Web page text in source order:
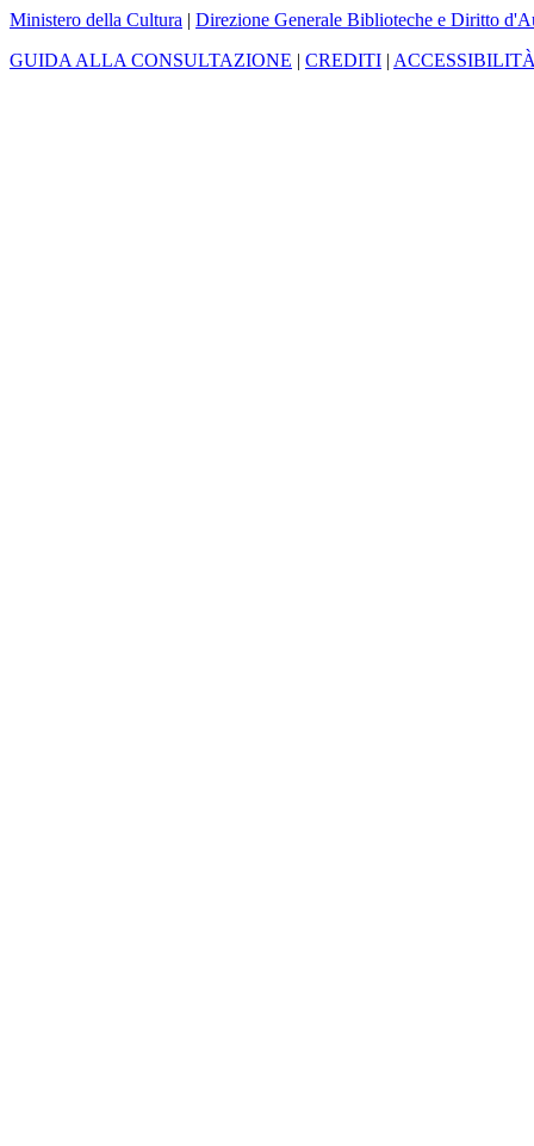
Ministero della Cultura | Direzione Generale Biblioteche e Diritto
GUIDA ALLA CONSULTAZIONE | CREDITI |